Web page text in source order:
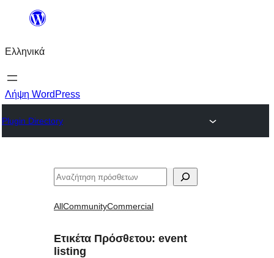
Μετάβαση
περιεχόμενο
Ελληνικά
Λήψη WordPress
Plugin Directory
Αναζήτηση
AllCommunityCommercial
Ετικέτα Πρόσθετου: event
listing